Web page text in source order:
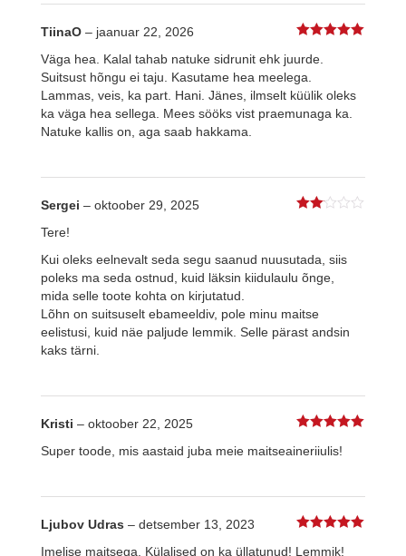
TiinaO – jaanuar 22, 2026
Väga hea. Kalal tahab natuke sidrunit ehk juurde.
Suitsust hõngu ei taju. Kasutame hea meelega.
Lammas, veis, ka part. Hani. Jänes, ilmselt küülik oleks
ka väga hea sellega. Mees sööks vist praemunaga ka.
Natuke kallis on, aga saab hakkama.
Sergei – oktoober 29, 2025
Tere!
Kui oleks eelnevalt seda segu saanud nuusutada, siis
poleks ma seda ostnud, kuid läksin kiidulaulu õnge,
mida selle toote kohta on kirjutatud.
Lõhn on suitsuselt ebameeldiv, pole minu maitse
eelistusi, kuid näe paljude lemmik. Selle pärast andsin
kaks tärni.
Kristi – oktoober 22, 2025
Super toode, mis aastaid juba meie maitseaineriiulis!
Ljubov Udras – detsember 13, 2023
Imelise maitsega. Külalised on ka üllatunud! Lemmik!